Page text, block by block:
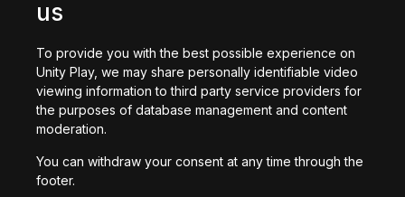
ダウンロード
あなたへのおすすめ
getaway shootout
2,836,515
Station Saturn
us
To provide you with the best possible experience on
Unity Play, we may share personally identifiable video
viewing information to third party service providers for
the purposes of database management and content
moderation.
You can withdraw your consent at any time through the
footer.